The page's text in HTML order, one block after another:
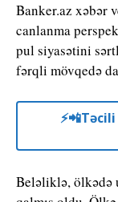
Banker.az xəbər
canlanma
pul siyasətini
fərqli mövqedə
Beləliklə, ölkədə